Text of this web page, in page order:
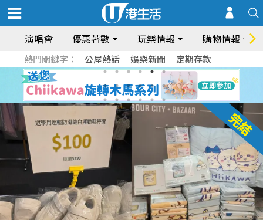
演唱會 優惠著數 玩樂情報 購物情報
熱門關鍵字： 公屋熱話 娛樂新聞 定期存款